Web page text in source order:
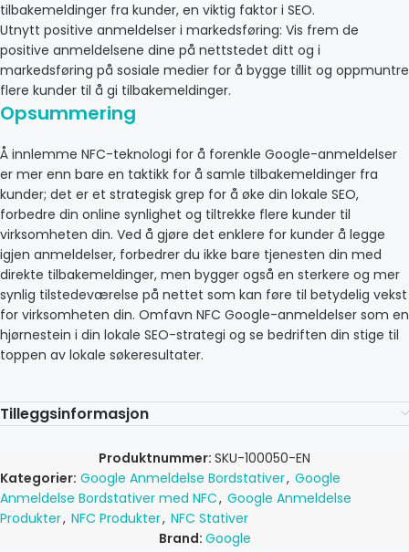
tilbakemeldinger fra kunder, en viktig faktor i SEO.
Utnytt positive anmeldelser i markedsføring: Vis frem de
positive anmeldelsene dine på nettstedet ditt og i
markedsføring på sosiale medier for å bygge tillit og oppmuntre
flere kunder til å gi tilbakemeldinger.
Opsummering
Å innlemme NFC-teknologi for å forenkle Google-anmeldelser
er mer enn bare en taktikk for å samle tilbakemeldinger fra
kunder; det er et strategisk grep for å øke din lokale SEO,
forbedre din online synlighet og tiltrekke flere kunder til
virksomheten din. Ved å gjøre det enklere for kunder å legge
igjen anmeldelser, forbedrer du ikke bare tjenesten din med
direkte tilbakemeldinger, men bygger også en sterkere og mer
synlig tilstedeværelse på nettet som kan føre til betydelig vekst
for virksomheten din. Omfavn NFC Google-anmeldelser som en
hjørnestein i din lokale SEO-strategi og se bedriften din stige til
toppen av lokale søkeresultater.
Tilleggsinformasjon
Produktnummer: SKU-100050-EN
Kategorier: Google Anmeldelse Bordstativer, Google
Anmeldelse Bordstativer med NFC, Google Anmeldelse
Produkter, NFC Produkter, NFC Stativer
Brand: Google